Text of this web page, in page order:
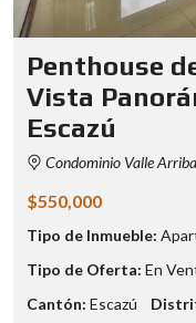
Penthouse
Vista
Escazú
Condominio Valle
$550,000
Tipo de Inmueble:
Tipo de Oferta: En
Cantón: Escazú